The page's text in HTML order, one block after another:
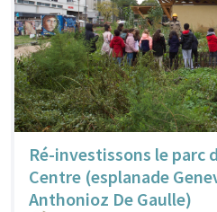
Ré-investissons le parc
Centre (esplanade
Anthonioz De Gaulle)